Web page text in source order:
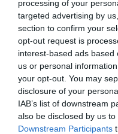
processing of your
targeted advertising by
section to confirm your
opt-out request is
interest-based ads
us or personal
your opt-out. You may
disclosure of your
IAB’s list of downstream
also be disclosed by us
Downstream Participants
Πριν φύγετε από το
κατάστημα του
διακοσμητικά
δώρα σας. Ανάμεσά
2023. Είναι
απολήγει η σίμη
Εκατομπέδου, του
γύρω στο 570 π.Χ.,
να χτίζεται ο